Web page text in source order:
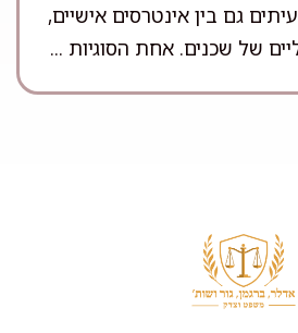
גם בין אינטרסים אישיים,
של שכנים. אחת הסוגיות ...